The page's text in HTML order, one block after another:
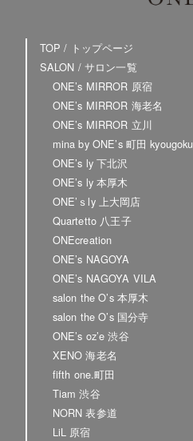
TOP / トップページ
SALON / サロン一覧
ONE’s MIRROR 原宿
ONE’s MIRROR 海老名
ONE’s MIRROR 立川
mina by ONE’s 町田 kyougoku
ONE’s ly 下北沢
ONE’s ly 本厚木
ONE’ｓly 上大岡店
Quartetto 八王子
ONEcreation
ONE’s NAGOYA
ONE’s NAGOYA VILA
salon the O’s 本厚木
salon the O’s 国分寺
ONE’s oz’e 渋谷
XENO 海老名
fifth one.町田
Tiam 渋谷
NORN 表参道
LiL 原宿